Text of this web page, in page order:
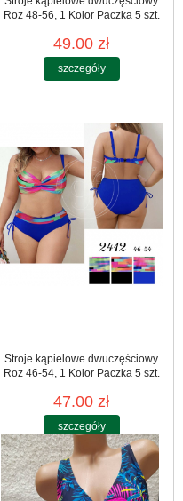
Roz 48-56, 1 Kolor Paczka 5 szt.
49.00 zł
szczegóły
Stroje kąpielowe dwuczęściowy
Roz 46-54, 1 Kolor Paczka 5 szt.
47.00 zł
szczegóły